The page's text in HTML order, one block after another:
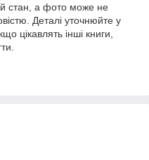
стан, а фото може не
Деталі уточнюйте у
цікавлять інші книги,